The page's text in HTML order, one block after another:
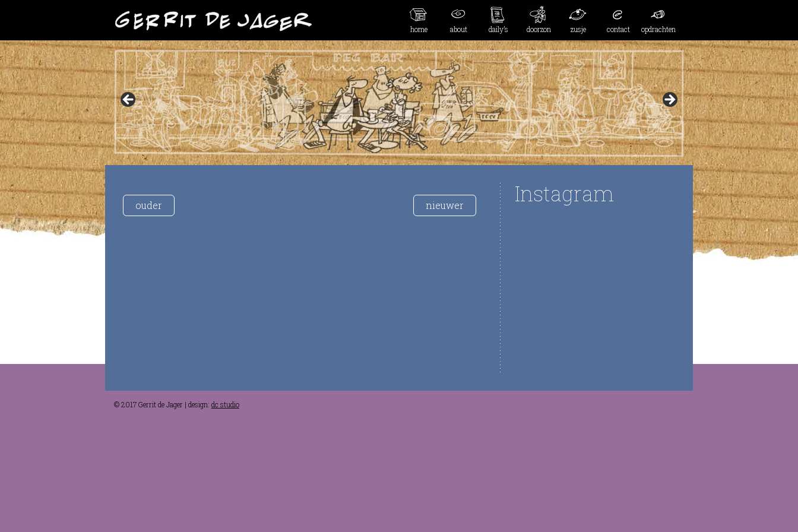
home about daily’s doorzon zusje contact opdrachten
ouder nieuwer Instagram
© 2017 Gerrit de Jager | design: dc studio